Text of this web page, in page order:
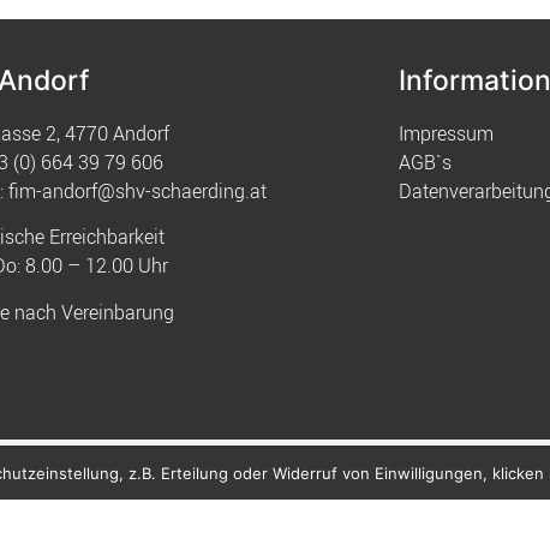
2, 4770 Andorf
(0) 664 39 79 606
fim-andorf@shv-schaerding.at
Erreichbarkeit
8.00 – 12.00 Uhr
nach Vereinbarung
Impressum
AGB`s
z.B. Erteilung oder Widerruf von Einwilligungen, klicken